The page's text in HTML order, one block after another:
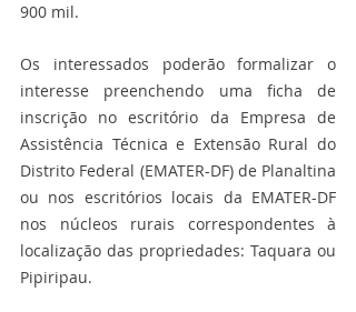
900 mil.
Os interessados poderão formalizar o
interesse preenchendo uma ficha de
inscrição no escritório da Empresa de
Assistência Técnica e Extensão Rural do
Distrito Federal (EMATER-DF) de Planaltina
ou nos escritórios locais da EMATER-DF
nos núcleos rurais correspondentes à
localização das propriedades: Taquara ou
Pipiripau.